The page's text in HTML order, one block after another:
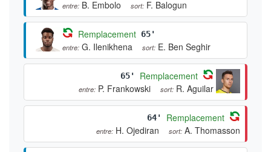
entre: B. Embolo sort: F. Balogun
Remplacement 65'
entre: G. Ilenikhena sort: E. Ben Seghir
65' Remplacement
entre: P. Frankowski sort: R. Aguilar
64' Remplacement
entre: H. Ojediran sort: A. Thomasson